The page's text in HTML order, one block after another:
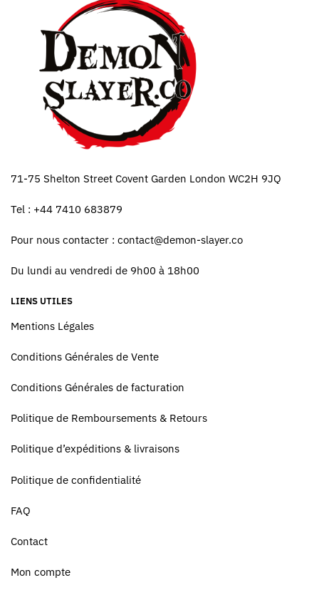
71-75 Shelton Street Covent Garden London WC2H 9JQ
Tel : +44 7410 683879
Pour nous contacter : contact@demon-slayer.co
Du lundi au vendredi de 9h00 à 18h00
LIENS UTILES
Mentions Légales
Conditions Générales de Vente
Conditions Générales de facturation
Politique de Remboursements & Retours
Politique d’expéditions & livraisons
Politique de confidentialité
FAQ
Contact
Mon compte